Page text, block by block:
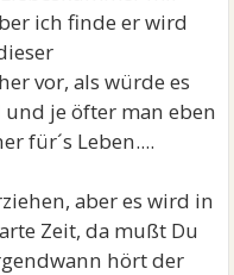
ich finde er wird
vor, als würde es
je öfter man eben
für´s Leben....
aber es wird in
Zeit, da mußt Du
hört der